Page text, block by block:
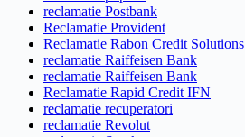
reclamatie Postbank
Reclamatie Provident
Reclamatie Rabon Credit Solutions
reclamatie Raiffeisen Bank
reclamatie Raiffeisen Bank
Reclamatie Rapid Credit IFN
reclamatie recuperatori
reclamatie Revolut